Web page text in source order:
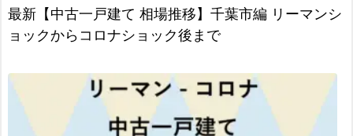
最新【中古一戸建て 相場推移】千葉市編 リーマンシ
ョックからコロナショック後まで